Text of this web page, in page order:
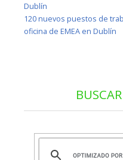
Dublín
120 nuevos puestos de
oficina de EMEA en Dublín